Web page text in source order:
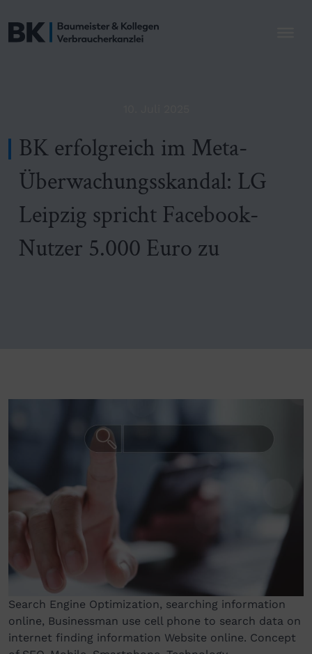
BK erfolgreich im Meta-
Überwachungsskandal: LG
Leipzig spricht Facebook-
Nutzer 5.000 Euro zu
Search Engine Optimization, searching information
online, Businessman use cell phone to search data on
internet finding information Website online. Concept